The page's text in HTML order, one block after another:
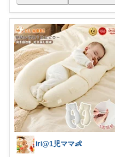
iri@1児ママ👶